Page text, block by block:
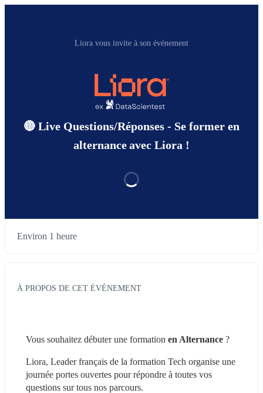
Liora vous invite à son événement
🔴 Live Questions/Réponses - Se former en
alternance avec Liora !
Environ 1 heure
À PROPOS DE CET ÉVÉNEMENT
Vous souhaitez débuter une formation en Alternance ?
Liora, Leader français de la formation Tech organise une
journée portes ouvertes pour répondre à toutes vos
questions sur tous nos parcours.